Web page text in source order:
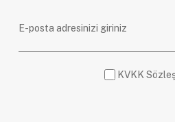
KVKK